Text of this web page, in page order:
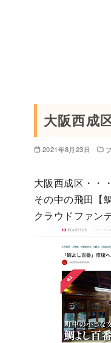
大阪西成
2021年8月23日
大阪西成区・・
その中の飛田【
クラウドファン